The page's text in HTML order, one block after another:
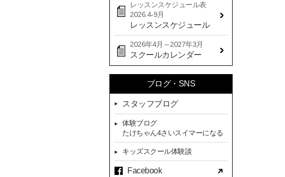
2024年05月(22)
2024年04月(20)
2024年03月(16)
2024年02月(7)
2024年01月(8)
2023年12月(14)
2023年11月(13)
2023年10月(9)
2023年09月(10)
2023年08月(9)
レッスンスケジュール表
2026.4-9月
レッスンスケジュール
2026年4月～2027年3月
スクールカレンダー
ブログ・SNS
スタッフブログ
体験ブログ
たけちゃん4さいスイマーになる
キッズスクール体験談
Facebook